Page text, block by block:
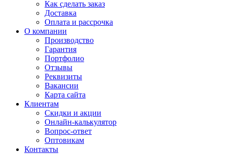
Как сделать заказ
Доставка
Оплата и рассрочка
О компании
Производство
Гарантия
Портфолио
Отзывы
Реквизиты
Вакансии
Карта сайта
Клиентам
Скидки и акции
Онлайн-калькулятор
Вопрос-ответ
Оптовикам
Контакты